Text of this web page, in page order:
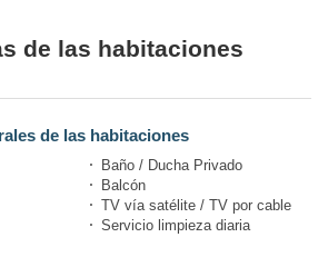
de las habitaciones
de las habitaciones
Baño / Ducha Privado
Balcón
TV vía satélite / TV por cable
Servicio limpieza diaria